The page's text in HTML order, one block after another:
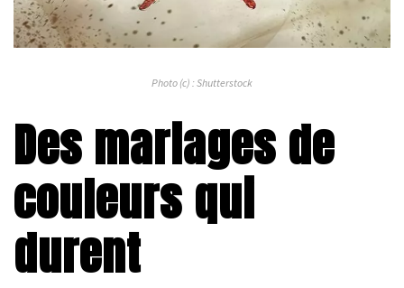
Photo (c) : Shutterstock
Des mariages de
couleurs qui
durent